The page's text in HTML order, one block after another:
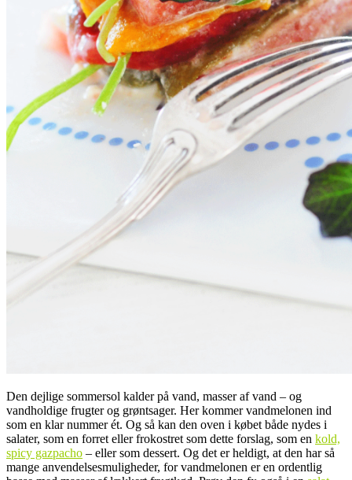
Den dejlige sommersol kalder på vand, masser af vand – og
vandholdige frugter og grøntsager. Her kommer vandmelonen ind
som en klar nummer ét. Og så kan den oven i købet både nydes i
salater, som en forret eller frokostret som dette forslag, som en kold,
spicy gazpacho – eller som dessert. Og det er heldigt, at den har så
mange anvendelsesmuligheder, for vandmelonen er en ordentlig